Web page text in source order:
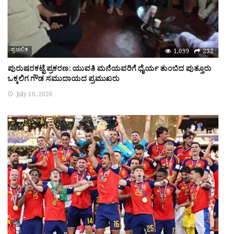
ಪ್ರಚಲಿತ 1,099 232
ಪುರುಷರಕಟ್ಟೆ ಪ್ರಕರಣ: ಯುವತಿ ಮನೆಯವರಿಗೆ ಧೈರ್ಯ ತುಂಬಿದ ಪುತ್ತೂರು
ಒಕ್ಕಲಿಗ ಗೌಡ ಸಮುದಾಯದ ಪ್ರಮುಖರು
July 10, 2026